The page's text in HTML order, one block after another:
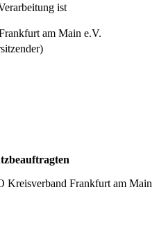
ist
am Main e.V.
Kreisverband Frankfurt am Main